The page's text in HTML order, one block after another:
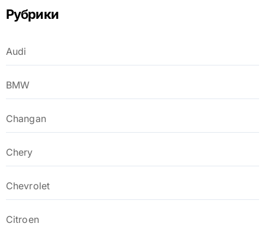
Рубрики
Audi
BMW
Changan
Chery
Chevrolet
Citroen